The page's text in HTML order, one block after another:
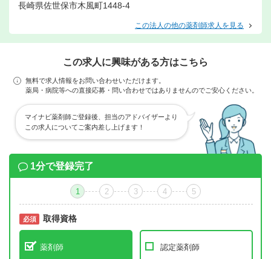
長崎県佐世保市木風町1448-4
この法人の他の薬剤師求人を見る
この求人に興味がある方はこちら
無料で求人情報をお問い合わせいただけます。
薬局・病院等への直接応募・問い合わせではありませんのでご安心ください。
マイナビ薬剤師ご登録後、担当のアドバイザーより
この求人についてご案内差し上げます！
1分で登録完了
1 2 3 4 5
必須 取得資格
薬剤師 認定薬剤師